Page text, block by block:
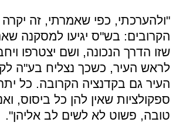
"ולהערכתי, כפי שאמרתי, זה
הקרובים: בש"ס יגיעו למסקנה
שזו הדרך הנכונה, ושם יצטרפו
לראש העיר, כשכך נצליח בע"ה
העיר גם בקדנציה הקרובה. כל
ספקולציות שאין להן כל ביסוס,
טובה, פשוט לא לשים לב אליהן".